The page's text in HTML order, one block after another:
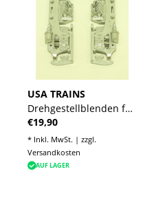
USA TRAINS
Drehgestellblenden für
GP38-2, GP 30, GP 7/9,
F3 AB in Silber
€19,90
* Inkl. MwSt. | zzgl.
Versandkosten
AUF LAGER